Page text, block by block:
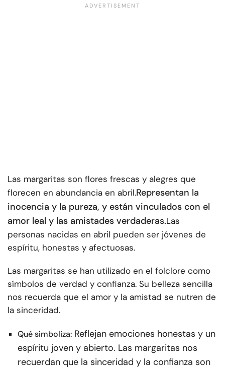
Las margaritas son flores frescas y alegres que
florecen en abundancia en abril.Representan la
inocencia y la pureza, y están vinculados con el
amor leal y las amistades verdaderas.Las
personas nacidas en abril pueden ser jóvenes de
espíritu, honestas y afectuosas.
Las margaritas se han utilizado en el folclore como
símbolos de verdad y confianza. Su belleza sencilla
nos recuerda que el amor y la amistad se nutren de
la sinceridad.
Qué simboliza: Reflejan emociones honestas y un
espíritu joven y abierto. Las margaritas nos
recuerdan que la sinceridad y la confianza son